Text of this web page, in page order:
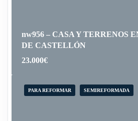
nw956 – CASA Y TERRENOS
DE CASTELLÓN
23.000€
PARA REFORMAR SEMIREFORMADA